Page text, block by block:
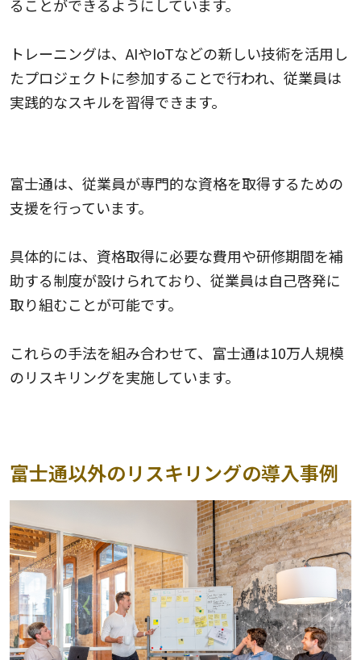
ることができるようにしています。
トレーニングは、AIやIoTなどの新しい技術を活用し
たプロジェクトに参加することで行われ、従業員は
実践的なスキルを習得できます。
富士通は、従業員が専門的な資格を取得するための
支援を行っています。
具体的には、資格取得に必要な費用や研修期間を補
助する制度が設けられており、従業員は自己啓発に
取り組むことが可能です。
これらの手法を組み合わせて、富士通は10万人規模
のリスキリングを実施しています。
富士通以外のリスキリングの導入事例